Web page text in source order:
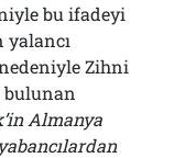
bu ifadeyi
yalancı
Zihni
bulunan
Almanya